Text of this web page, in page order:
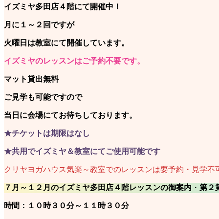
イズミヤ多田店４階にて開催中！
月に１～２回ですが
火曜日は教室にて開催しています。
イズミヤのレッスンはご予約不要です。
マット貸出無料
ご見学も可能ですので
当日に会場にてお待ちしております。
★チケットは期限はなし
★共用でイズミヤ＆教室にてご使用可能です
クリヤヨガハウス気楽～教室でのレッスンは要予約・見学不
７月～１２月のイズミヤ多田店４階レッスンの御案内 ・ 第２
時間：１０時３０分～１１時３０分